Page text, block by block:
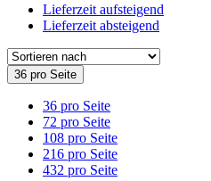
Lieferzeit aufsteigend
Lieferzeit absteigend
36 pro Seite
36 pro Seite
72 pro Seite
108 pro Seite
216 pro Seite
432 pro Seite